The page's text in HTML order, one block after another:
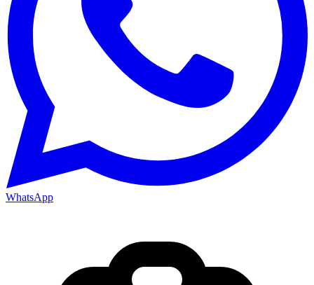
WhatsApp